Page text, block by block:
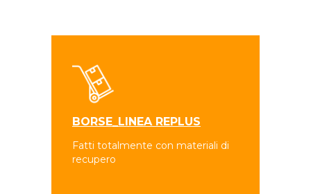
BORSE_LINEA REPLUS
Fatti totalmente con materiali di
recupero